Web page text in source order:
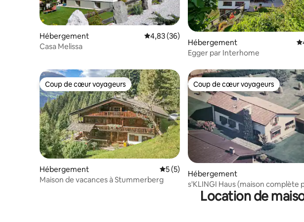
Hébergement Évaluation moyenne sur la base de 36
4,83 (36)
Casa Melissa
Hébergement
Egger par Interhome
Coup de cœur voyageurs
Coup de cœur voyageurs
Hébergement Évaluation moyenne sur la base de 5
5 (5)
Maison de vacances à Stummerberg
Coup de cœur voyageurs
Coup de cœur voyageurs
Hébergement
s'KLINGI Haus (maison complète
d'Innsbruck)
Location de